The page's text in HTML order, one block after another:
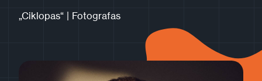
„Ciklopas“ Fotografas